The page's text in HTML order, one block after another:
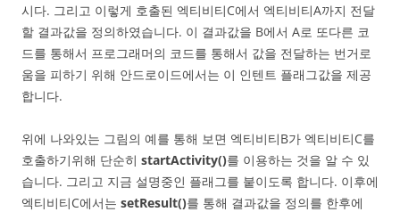
시다. 그리고 이렇게 호출된 엑티비티C에서 엑티비티A까지 전달
할 결과값을 정의하였습니다. 이 결과값을 B에서 A로 또다른 코
드를 통해서 프로그래머의 코드를 통해서 값을 전달하는 번거로
움을 피하기 위해 안드로이드에서는 이 인텐트 플래그값을 제공
합니다.
위에 나와있는 그림의 예를 통해 보면 엑티비티B가 엑티비티C를
호출하기위해 단순히 startActivity()를 이용하는 것을 알 수 있
습니다. 그리고 지금 설명중인 플래그를 붙이도록 합니다. 이후에
엑티비티C에서는 setResult()를 통해 결과값을 정의를 한후에